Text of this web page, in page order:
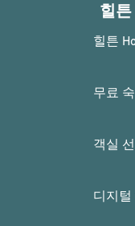
힐
힐튼
무료
객실
디지털